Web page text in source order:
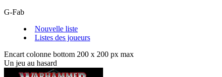
G-Fab
Nouvelle liste
Listes des joueurs
Encart colonne bottom 200 x 200 px max
Un jeu au hasard